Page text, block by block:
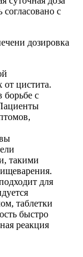
с
дозировка
цистита.
с
такими
для
таблетки
быстро
реакция